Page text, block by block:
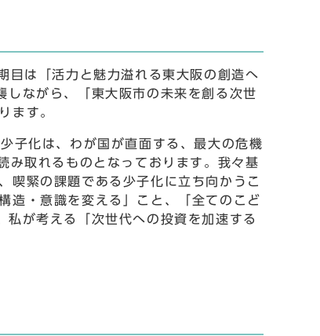
は「活力と魅力溢れる東大阪の創造へ
ながら、「東大阪市の未来を創る次世
ます。
子化は、わが国が直面する、最大の危機
取れるものとなっております。我々基
喫緊の課題である少子化に立ち向かうこ
造・意識を変える」こと、「全てのこど
が考える「次世代への投資を加速する